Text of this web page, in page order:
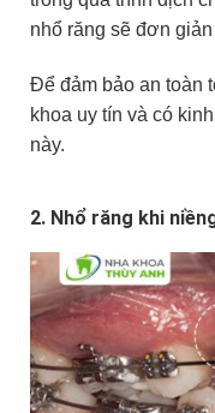
nhổ răng sẽ đơn
Để đảm bảo an toàn
khoa uy tín và có
này.
2. Nhổ răng khi